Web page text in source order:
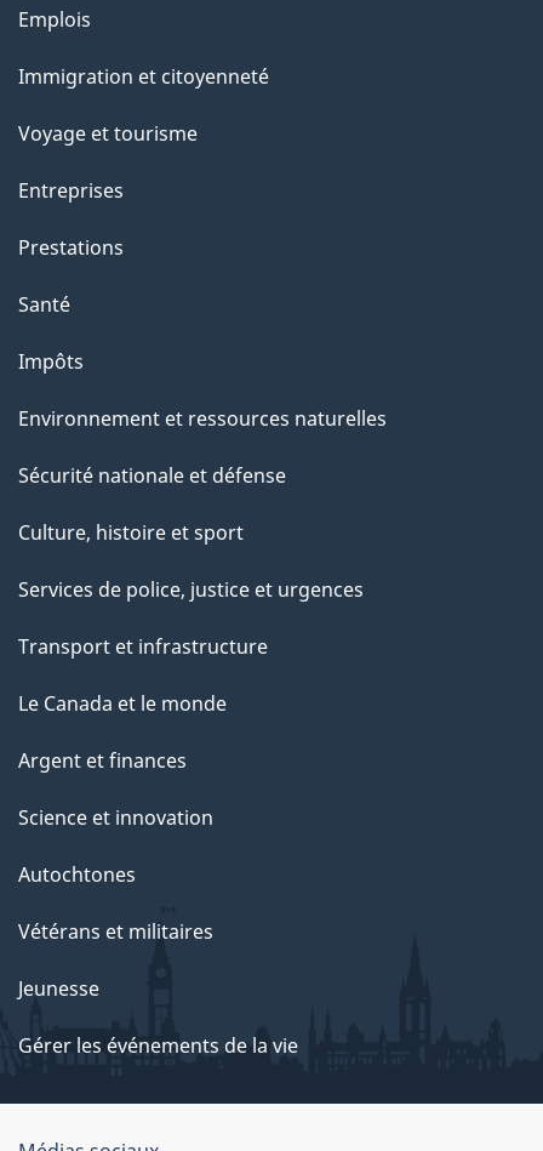
l
a
a
g
"
Thèmes
sujets
Emplois
Immigration et citoyenneté
Voyage et tourisme
Entreprises
Prestations
Santé
Impôts
Environnement et ressources naturelles
Sécurité nationale et défense
Culture, histoire et sport
Services de police, justice et urgences
Transport et infrastructure
Le Canada et le monde
Argent et finances
Science et innovation
Autochtones
Vétérans et militaires
Jeunesse
Gérer les événements de la vie